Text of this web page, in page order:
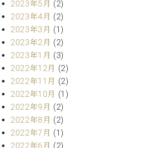
C.
ベ
ヒ
シ
ュ
タ
ン
コ
ン
サ
ー
ト
ジ
オ
納
入
実
績
楽
教
室
ト
コ
ン
ク
ー
ル
音
教
室
ト
ラ
ム
東
店
ご
挨
拶
展
示
2023年5月 (2)
2023年4月 (2)
2023年3月 (1)
2023年2月 (2)
2023年1月 (3)
2022年12月 (2)
2022年11月 (2)
2022年10月 (1)
2022年9月 (2)
2022年8月 (2)
2022年7月 (1)
2022年6月 (2)